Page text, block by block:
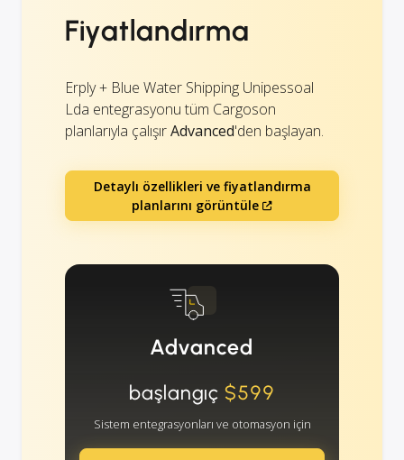
Fiyatlandırma
Erply + Blue Water Shipping Unipessoal
Lda entegrasyonu tüm Cargoson
planlarıyla çalışırAdvanced'den başlayan.
Detaylı özellikleri ve fiyatlandırma
planlarını görüntüle
Advanced
başlangıç$599
Sistem entegrasyonları ve otomasyon için